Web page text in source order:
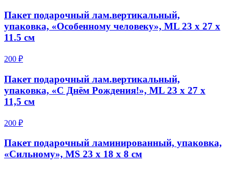
Пакет подарочный лам.вертикальный,
упаковка, «Особенному человеку», ML 23 х 27 х
11.5 см
200 ₽
Пакет подарочный лам.вертикальный,
упаковка, «С Днём Рождения!», ML 23 х 27 х
11,5 см
200 ₽
Пакет подарочный ламинированный, упаковка,
«Сильному», MS 23 х 18 х 8 см